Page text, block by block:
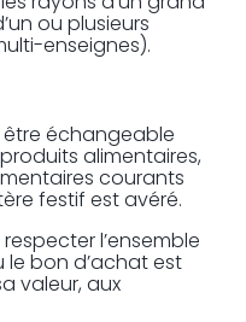
ou plusieurs
enseignes).
échangeable
alimentaires,
courants
festif est avéré.
l’ensemble
le bon d’achat est
valeur, aux